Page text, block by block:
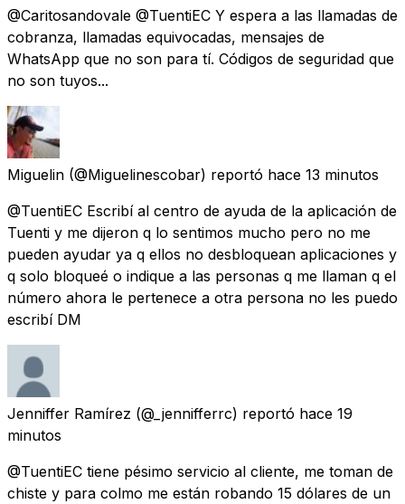
@Caritosandovale @TuentiEC Y espera a las llamadas de
cobranza, llamadas equivocadas, mensajes de
WhatsApp que no son para tí. Códigos de seguridad que
no son tuyos...
Miguelin (@Miguelinescobar) reportó hace 13 minutos
@TuentiEC Escribí al centro de ayuda de la aplicación de
Tuenti y me dijeron q lo sentimos mucho pero no me
pueden ayudar ya q ellos no desbloquean aplicaciones y
q solo bloqueé o indique a las personas q me llaman q el
número ahora le pertenece a otra persona no les puedo
escribí DM
Jenniffer Ramírez (@_jennifferrc) reportó hace 19
minutos
@TuentiEC tiene pésimo servicio al cliente, me toman de
chiste y para colmo me están robando 15 dólares de un